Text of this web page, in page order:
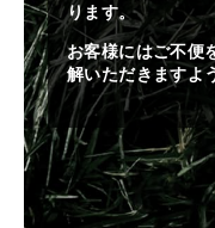
ります。
お客様にはご不便
解いただきますよ